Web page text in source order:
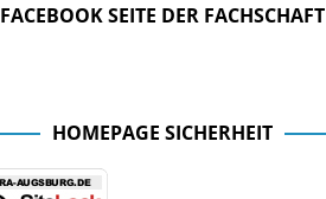
FACEBOOK SEITE DER FACHSCHAFT
HOMEPAGE SICHERHEIT